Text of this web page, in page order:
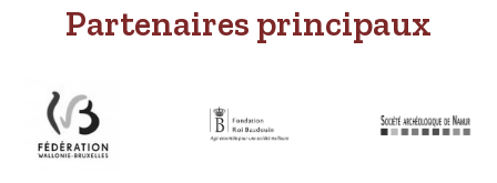
Partenaires principaux